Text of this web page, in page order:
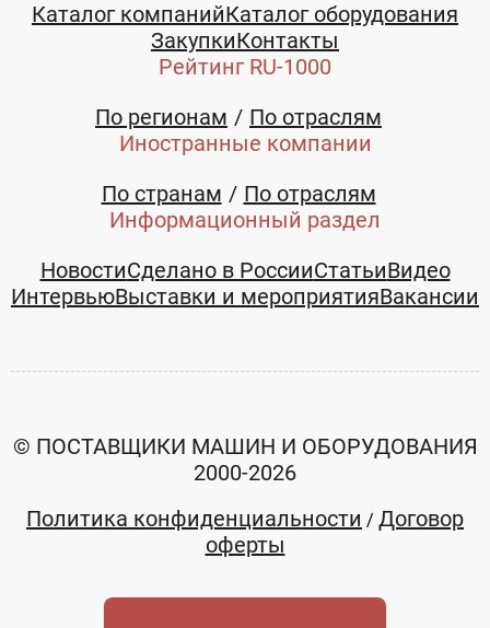
Каталог компанийКаталог оборудования
ЗакупкиКонтакты
Рейтинг RU-1000
По регионам
По отраслям
Иностранные компании
По странам
По отраслям
Информационный раздел
НовостиСделано в РоссииСтатьиВидео
ИнтервьюВыставки и мероприятияВакансии
© ПОСТАВЩИКИ МАШИН И ОБОРУДОВАНИЯ
2000-2026
Политика конфиденциальности / Договор
оферты